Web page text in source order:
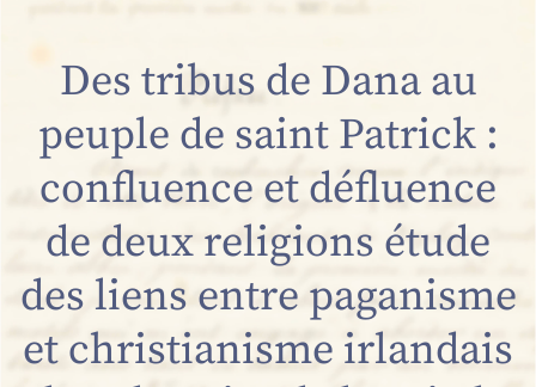
Des tribus de Dana au
peuple de saint Patrick :
confluence et défluence
de deux religions étude
des liens entre paganisme
et christianisme irlandais